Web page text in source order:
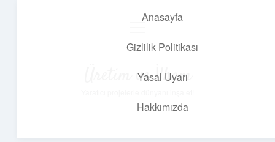
Anasayfa
Gizlilik Politikası
Yasal Uyarı
Hakkımızda
Üretim ve İlham